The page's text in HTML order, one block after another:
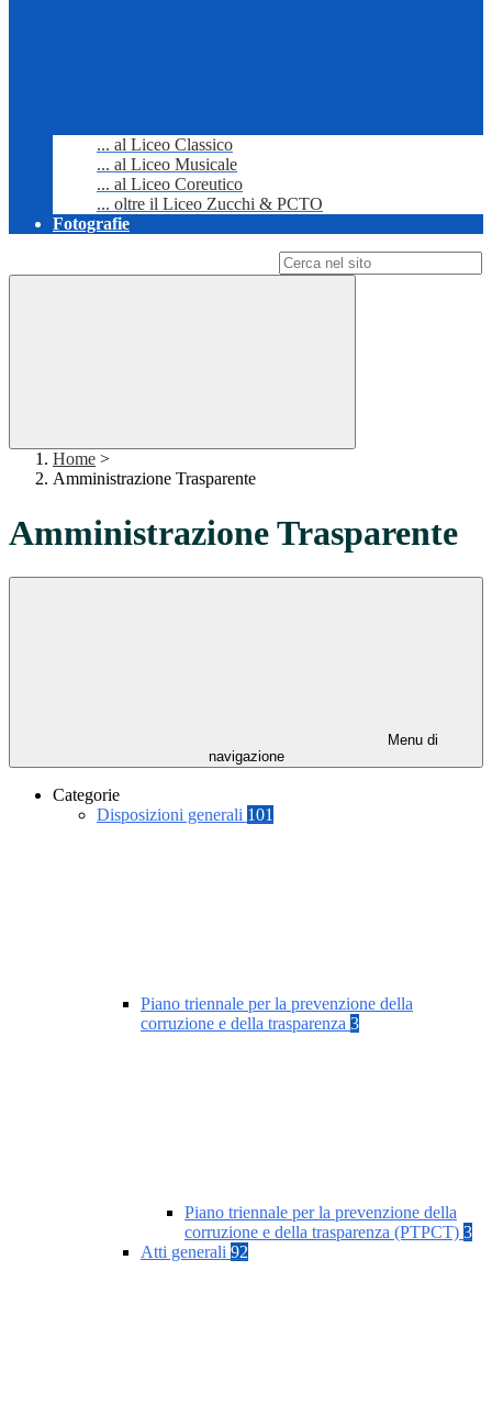
... al Liceo Classico
... al Liceo Musicale
... al Liceo Coreutico
... oltre il Liceo Zucchi & PCTO
Fotografie
Home >
Amministrazione Trasparente
Amministrazione Trasparente
Menu di
navigazione
Categorie
Disposizioni generali 101
Piano triennale per la prevenzione della
corruzione e della trasparenza 3
Piano triennale per la prevenzione della
corruzione e della trasparenza (PTPCT) 3
Atti generali 92